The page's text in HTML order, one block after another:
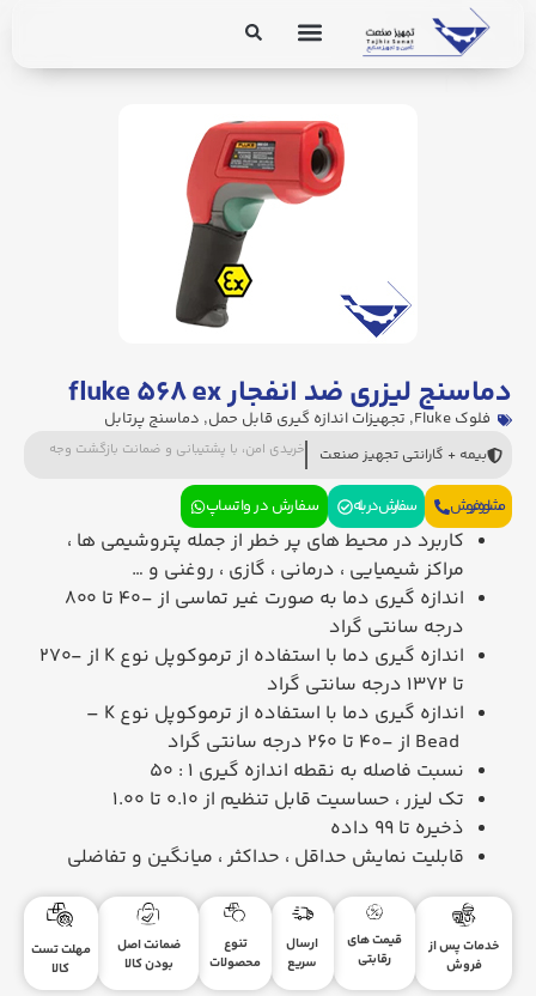
دماسنج لیزری ضد انفجار fluke ۵۶۸ ex
فلوک Fluke , تجهیزات اندازه گیری قابل حمل, دماسنج پرتابل
بیمه + گارانتی تجهیز صنعت خریدی امن، با پشتیبانی و ضمانت بازگشت وجه
مشاوره فروش سفارش در بله سفارش در واتساپ
کاربرد در محیط های پر خطر از جمله پتروشیمی ها ،
مراکز شیمیایی ، درمانی ، گازی ، روغنی و …
اندازه گیری دما به صورت غیر تماسی از -40 تا 800
درجه سانتی گراد
اندازه گیری دما با استفاده از ترموکوپل نوع K
از -270
تا 1372 درجه سانتی گراد
اندازه گیری دما با استفاده از ترموکوپل نوع K
–
Bead از -40 تا 260 درجه سانتی گراد
نسبت فاصله به نقطه اندازه گیری 50 : 1
تک لیزر ، حساسیت قابل تنظیم از 0.10 تا 1.00
ذخیره تا 99 داده
قابلیت نمایش حداقل ، حداکثر ، میانگین و تفاضلی
خدمات پس از
فروش
قیمت های
رقابتی
ارسال
سریع
تنوع
محصولات
ضمانت اصل
بودن کالا
مهلت تست
کالا